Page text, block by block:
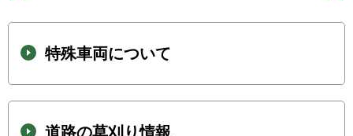
特殊車両について
道路の草刈り情報